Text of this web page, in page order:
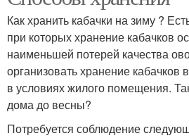
Как хранить кабачки на зиму ?
при которых хранение кабачков
наименьшей потерей качества
организовать хранение кабачков
в условиях жилого помещения.
дома до весны?
Потребуется соблюдение